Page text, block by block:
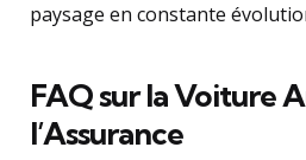
paysage en constante
FAQ sur la Voiture
l’Assurance